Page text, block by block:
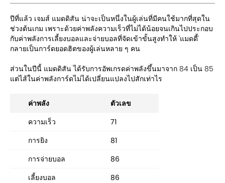
ปีที่แล้ว เจมส์ แมดดิสัน น่าจะเป็นหนึ่งในผู้เล่นที่มีคนใช้มากที่สุดใน
ช่วงต้นเกม เพราะด้วยค่าพลังความเร็วที่ไม่ได้น้อยจนเกินไปประกอบ
กับค่าพลังการเลี้ยงบอลและจ่ายบอลที่จัดเข้าขั้นสูงทำให้ 'แมดดี้'
กลายเป็นการ์ดยอดฮิตของผู้เล่นหลาย ๆ คน
ส่วนในปีนี้ แมดดิสัน ได้รับการอัพเกรดค่าพลังขึ้นมาจาก 84 เป็น 85
แต่ไส้ในค่าพลังการ์ดไม่ได้เปลี่ยนแปลงไปสักเท่าไร
ค่าพลัง
ตัวเลข
ความเร็ว
71
การยิง
81
การจ่ายบอล
86
เลี้ยงบอล
86